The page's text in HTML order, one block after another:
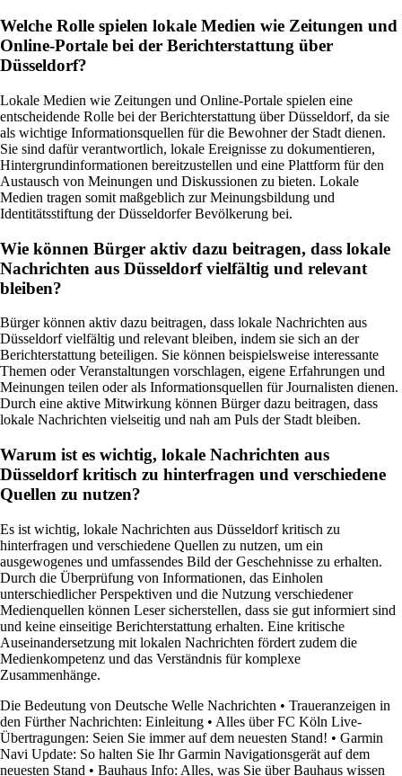
Welche Rolle spielen lokale Medien wie Zeitungen und
Online-Portale bei der Berichterstattung über
Düsseldorf?
Lokale Medien wie Zeitungen und Online-Portale spielen eine
entscheidende Rolle bei der Berichterstattung über Düsseldorf, da sie
als wichtige Informationsquellen für die Bewohner der Stadt dienen.
Sie sind dafür verantwortlich, lokale Ereignisse zu dokumentieren,
Hintergrundinformationen bereitzustellen und eine Plattform für den
Austausch von Meinungen und Diskussionen zu bieten. Lokale
Medien tragen somit maßgeblich zur Meinungsbildung und
Identitätsstiftung der Düsseldorfer Bevölkerung bei.
Wie können Bürger aktiv dazu beitragen, dass lokale
Nachrichten aus Düsseldorf vielfältig und relevant
bleiben?
Bürger können aktiv dazu beitragen, dass lokale Nachrichten aus
Düsseldorf vielfältig und relevant bleiben, indem sie sich an der
Berichterstattung beteiligen. Sie können beispielsweise interessante
Themen oder Veranstaltungen vorschlagen, eigene Erfahrungen und
Meinungen teilen oder als Informationsquellen für Journalisten dienen.
Durch eine aktive Mitwirkung können Bürger dazu beitragen, dass
lokale Nachrichten vielseitig und nah am Puls der Stadt bleiben.
Warum ist es wichtig, lokale Nachrichten aus
Düsseldorf kritisch zu hinterfragen und verschiedene
Quellen zu nutzen?
Es ist wichtig, lokale Nachrichten aus Düsseldorf kritisch zu
hinterfragen und verschiedene Quellen zu nutzen, um ein
ausgewogenes und umfassendes Bild der Geschehnisse zu erhalten.
Durch die Überprüfung von Informationen, das Einholen
unterschiedlicher Perspektiven und die Nutzung verschiedener
Medienquellen können Leser sicherstellen, dass sie gut informiert sind
und keine einseitige Berichterstattung erhalten. Eine kritische
Auseinandersetzung mit lokalen Nachrichten fördert zudem die
Medienkompetenz und das Verständnis für komplexe
Zusammenhänge.
Die Bedeutung von Deutsche Welle Nachrichten • Traueranzeigen in
den Fürther Nachrichten: Einleitung • Alles über FC Köln Live-
Übertragungen: Seien Sie immer auf dem neuesten Stand! • Garmin
Navi Update: So halten Sie Ihr Garmin Navigationsgerät auf dem
neuesten Stand • Bauhaus Info: Alles, was Sie über Bauhaus wissen